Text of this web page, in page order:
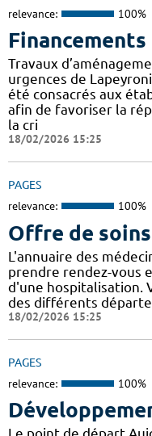
relevance: 100%
Travaux
urgences de
été consacrés aux
afin de favoriser la
la cri
18/02/2026 15:25
PAGES
relevance: 100%
Offre de soins
L'annuaire des
prendre rendez-vous
d'une hospitalisation.
des différents
18/02/2026 15:25
PAGES
relevance: 100%